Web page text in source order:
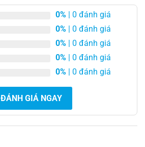
0% | 0 đánh giá
0% | 0 đánh giá
0% | 0 đánh giá
0% | 0 đánh giá
0% | 0 đánh giá
ĐÁNH GIÁ NGAY